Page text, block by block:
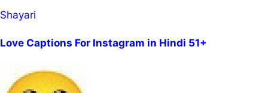
Shayari
Love Captions For Instagram in Hindi 51+